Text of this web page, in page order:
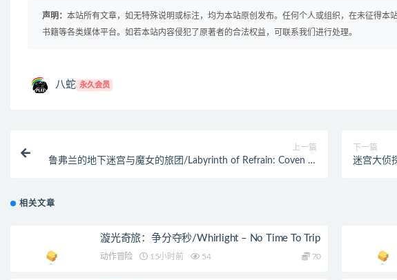
声明： 本站所有文章，如无特殊说明或标注，均为本站原创发布。任何个人或组织，在未征得本
书籍等各类媒体平台。如若本站内容侵犯了原著者的合法权益，可联系我们进行处理。
八蛇 永久会员
上一篇
鲁弗兰的地下迷宫与魔女的旅团/Labyrinth of Refrain: Coven of
下一篇
迷宫大侦
相关文章
漩光奇旅：争分夺秒/Whirlight – No Time To Trip
动作冒险 15小时前 54 70